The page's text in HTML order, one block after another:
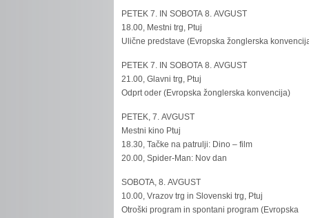
PETEK 7. IN SOBOTA 8. AVGUST
18.00, Mestni trg, Ptuj
Ulične predstave (Evropska žonglerska
PETEK 7. IN SOBOTA 8. AVGUST
21.00, Glavni trg, Ptuj
Odprt oder (Evropska žonglerska konvencija)
PETEK, 7. AVGUST
Mestni kino Ptuj
18.30, Tačke na patrulji: Dino – film
20.00, Spider-Man: Nov dan
SOBOTA, 8. AVGUST
10.00, Vrazov trg in Slovenski trg, Ptuj
Otroški program in spontani program (Evropska